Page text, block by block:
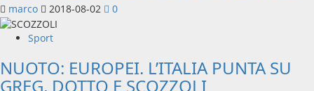
marco 2018-08-02 0
Sport
NUOTO: EUROPEI. L’ITALIA PUNTA SU
GREG, DOTTO E SCOZZOLI